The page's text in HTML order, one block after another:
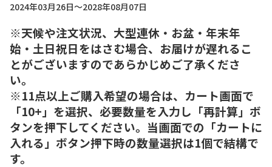
2024年03月26日～2028年08月07日
※天候や注文状況、大型連休・お盆・年末年
始・土日祝日をはさむ場合、お届けが遅れるこ
とがございますのであらかじめご了承くださ
い。
※11点以上ご購入希望の場合は、カート画面で
「10+」を選択、必要数量を入力し「再計算」ボ
タンを押下してください。当画面での「カートに
入れる」ボタン押下時の数量選択は1個で結構で
す。